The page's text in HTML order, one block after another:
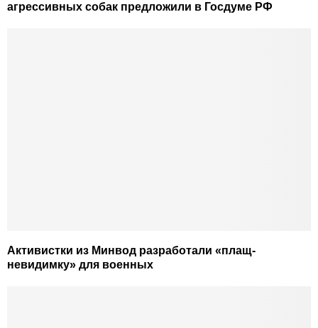
агрессивных собак предложили в Госдуме РФ
Активистки из Минвод разработали «плащ-
невидимку» для военных